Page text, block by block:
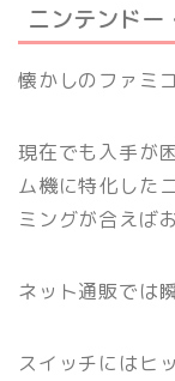
ニンテンドー
懐かしのファミ
現在でも入手が
ム機に特化した
ミングが合えば
ネット通販では
スイッチにはヒ